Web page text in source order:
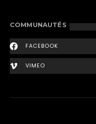
COMMUNAUTÉS
FACEBOOK
VIMEO